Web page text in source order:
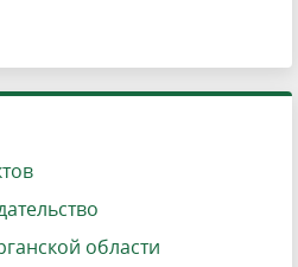
области